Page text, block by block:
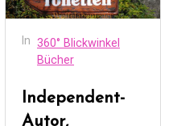
In 360° Blickwinkel
Bücher
Independent-
Autor,